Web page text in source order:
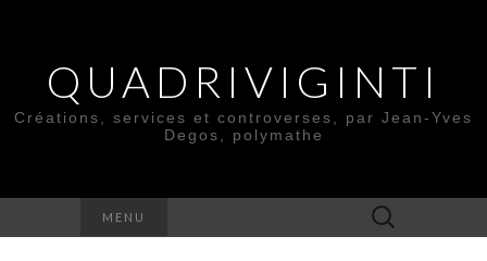
QUADRIVIGINTI
Créations, services et controverses, par Jean-Yves
Degos, polymathe
MENU Rechercher :